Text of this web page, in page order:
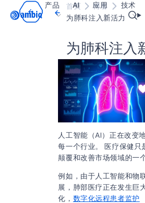
产品 AI 应用
医疗健康
工业边缘
智能遥控器
智能家居和楼宇
智能卡
可穿戴设备
游戏
可听戴设备
技术
SPOT
首页
博客
为肺科注入新活力
为肺科注 入
人工智能（AI）正在改变
每一个行业。 医疗保健只
颠覆和改善市场领域的一
例如，由于人工智能和物
展，肺部医疗正在发生巨
化， 数字化远程患者监护
Video title
OK